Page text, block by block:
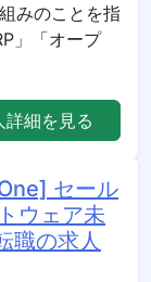
みのことを指
」「オープ
詳細を見る
セール
ウェア未
職の求人